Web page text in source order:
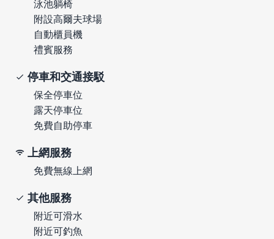
泳池躺椅
附設高爾夫球場
自動櫃員機
禮賓服務
停車和交通接駁
保全停車位
露天停車位
免費自助停車
上網服務
免費無線上網
其他服務
附近可滑水
附近可釣魚